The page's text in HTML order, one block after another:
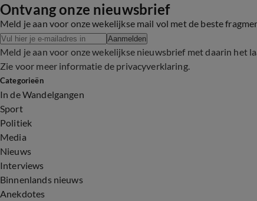
Ontvang onze nieuwsbrief
Meld je aan voor onze wekelijkse mail vol met de beste
Aanmelden
Meld je aan voor onze wekelijkse nieuwsbrief met daarin het
Zie voor meer informatie de privacyverklaring.
Categorieën
In de Wandelgangen
Sport
Politiek
Media
Nieuws
Interviews
Binnenlands nieuws
Anekdotes